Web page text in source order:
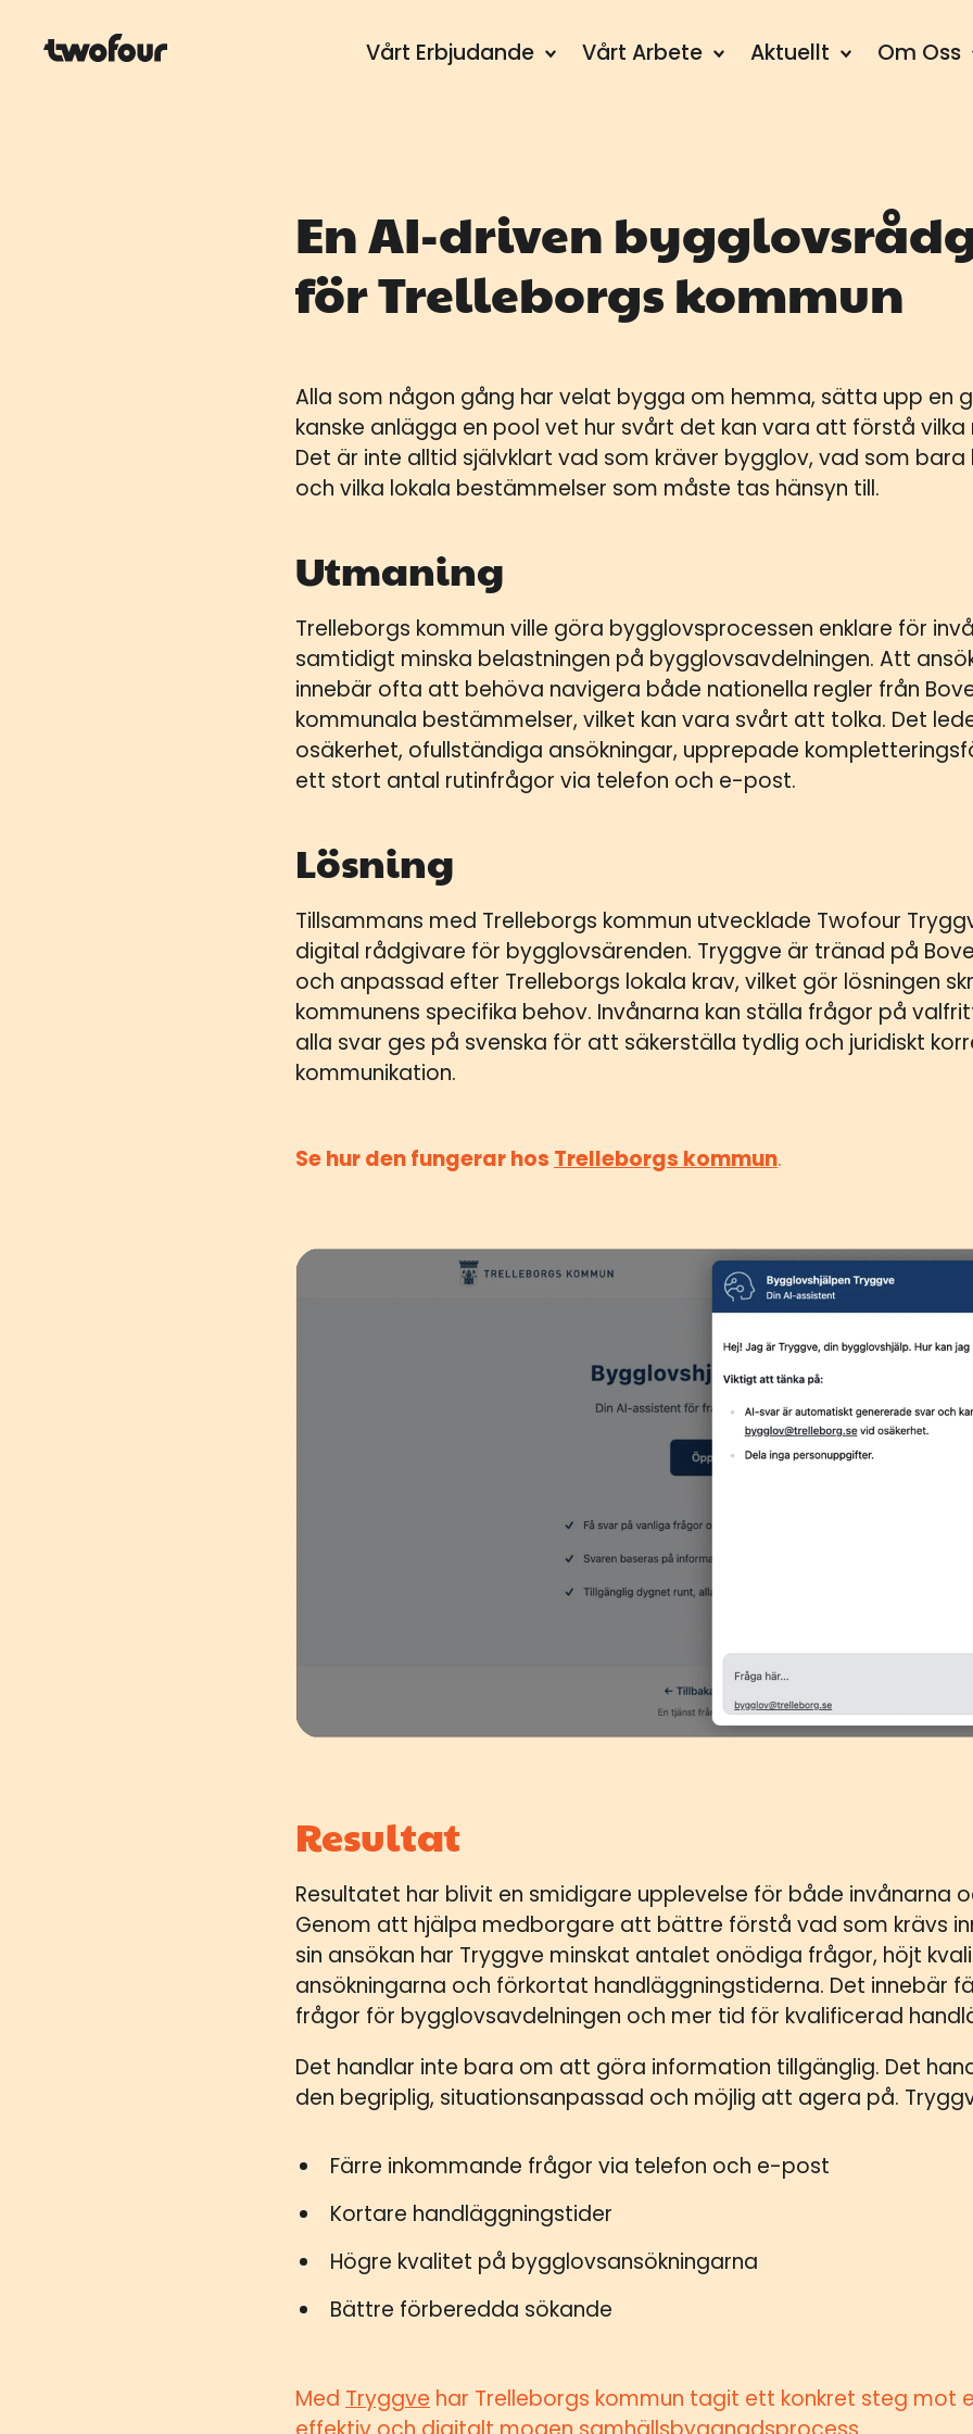
Vårt Erbjudande Vårt Arbete Aktuellt Om Oss
En AI-driven
för Trelleborgs kommun
Alla som någon gång har velat bygga om hemma, sätta upp en
kanske anlägga en pool vet hur svårt det kan vara att förstå vilka
Det är inte alltid självklart vad som kräver bygglov, vad som
och vilka lokala bestämmelser som måste tas hänsyn till.
Utmaning
Trelleborgs kommun ville göra bygglovsprocessen enklare för
samtidigt minska belastningen på bygglovsavdelningen. Att
innebär ofta att behöva navigera både nationella regler från
kommunala bestämmelser, vilket kan vara svårt att tolka. Det
osäkerhet, ofullständiga ansökningar, upprepade
ett stort antal rutinfrågor via telefon och e-post.
Lösning
Tillsammans med Trelleborgs kommun utvecklade Twofour
digital rådgivare för bygglovsärenden. Tryggve är tränad på
och anpassad efter Trelleborgs lokala krav, vilket gör lösningen
kommunens specifika behov. Invånarna kan ställa frågor på
alla svar ges på svenska för att säkerställa tydlig och juridiskt
kommunikation.
Se hur den fungerar hos Trelleborgs kommun.
Resultat
Resultatet har blivit en smidigare upplevelse för både invånarna
Genom att hjälpa medborgare att bättre förstå vad som krävs
sin ansökan har Tryggve minskat antalet onödiga frågor, höjt
ansökningarna och förkortat handläggningstiderna. Det innebär
frågor för bygglovsavdelningen och mer tid för kvalificerad
Det handlar inte bara om att göra information tillgänglig. Det
den begriplig, situationsanpassad och möjlig att agera på.
Färre inkommande frågor via telefon och e-post
Kortare handläggningstider
Högre kvalitet på bygglovsansökningarna
Bättre förberedda sökande
Med Tryggve har Trelleborgs kommun tagit ett konkret steg mot